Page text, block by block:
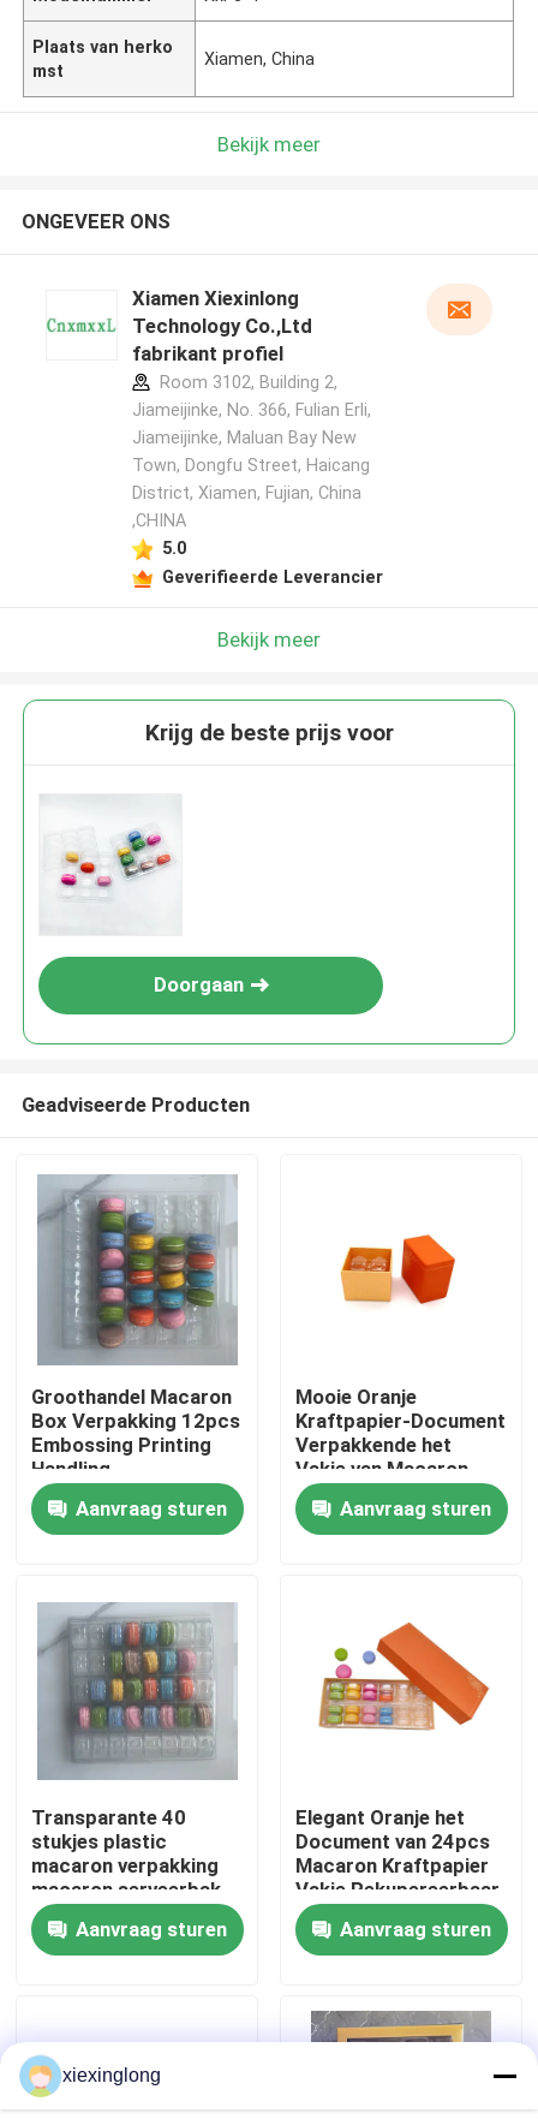
Huis
Producten
Over ons
Fabriekstocht
Neem contact met ons op
Nieuws
EPS EPP-schuim
Plaats van herko
mst
Xiamen, China
Bekijk meer
ONGEVEER ONS
Xiamen Xiexinlong
Technology Co.,Ltd
fabrikant profiel
Room 3102, Building 2,
Jiameijinke, No. 366, Fulian Erli,
Jiameijinke, Maluan Bay New
Town, Dongfu Street, Haicang
District, Xiamen, Fujian, China
,CHINA
5.0
Geverifieerde Leverancier
Bekijk meer
Krijg de beste prijs voor
Doorgaan
Geadviseerde Producten
Groothandel Macaron
Box Verpakking 12pcs
Embossing Printing
Handling
Aanvraag sturen
Mooie Oranje
Kraftpapier-Document
Verpakkende het
Vakje van Macaron
Rekupereerbare
UVdeklaag 2pcs
Aanvraag sturen
Transparante 40
stukjes plastic
macaron verpakking
macaron serveerbak
Aanvraag sturen
Elegant Oranje het
Document van 24pcs
Macaron Kraftpapier
Vakje Rekupereerbaar
met Plastic Binnen
Aanvraag sturen
xiexinglong